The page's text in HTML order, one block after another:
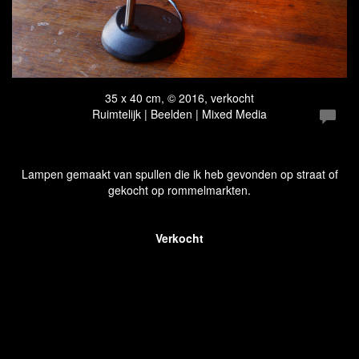
35 x 40 cm, © 2016, verkocht
Ruimtelijk | Beelden | Mixed Media
Lampen gemaakt van spullen die ik heb gevonden op straat of
gekocht op rommelmarkten.
Verkocht